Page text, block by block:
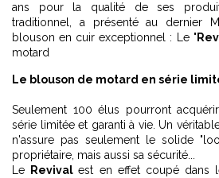
ans pour la qualité de ses
traditionnel, a présenté au dernier
blouson en cuir exceptionnel : Le "
motard
Le blouson de motard en série
Seulement 100 élus pourront
série limitée et garanti à vie. Un
n'assure pas seulement le solide
propriétaire, mais aussi sa sécurité...
Le
Revivalest en effet coupé dans